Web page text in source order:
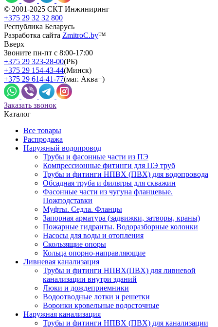
© 2001-2025 СКТ Инжиниринг
+375 29 32 32 800
Республика Беларусь
Разработка сайта ZmitroC.by™
Вверх
Звоните пн-пт с 8:00-17:00
+375 29 323-28-00(РБ)
+375 29 154-43-44(Минск)
+375 29 614-41-77(маг. Аква+)
Заказать звонок
Каталог
Все товары
Распродажа
Наружный водопровод
Трубы и фасонные части из ПЭ
Компрессионные фитинги для ПЭ труб
Трубы и фитинги НПВХ (ПВХ) для водопровода
Обсадная труба и фильтры для скважин
Фасонные части из чугуна фланцевые.
Пожподставки
Муфты. Седла. Фланцы
Запорная арматура (задвижки, затворы, краны)
Пожарные гидранты. Водоразборные колонки
Насосы для воды и отопления
Скользящие опоры
Кольца опорно-направляющие
Ливневая канализация
Трубы и фитинги НПВХ(ПВХ) для ливневой
канализации внутри зданий
Люки и дождеприемники
Водоотводные лотки и решетки
Воронки кровельные водосточные
Наружная канализация
Трубы и фитинги НПВХ (ПВХ) для канализации